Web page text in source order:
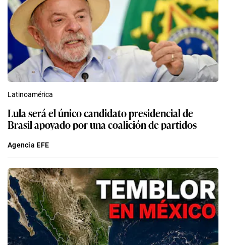
Latinoamérica
Lula será el único candidato presidencial de
Brasil apoyado por una coalición de partidos
Agencia EFE